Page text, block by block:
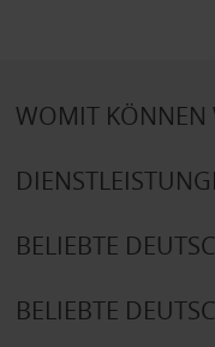
WOMIT KÖNNEN
BELIEBTE
BELIEBTE